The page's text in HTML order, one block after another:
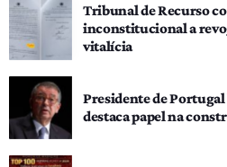
Tribunal de Recurso
inconstitucional a
vitalícia
Presidente de
destaca papel na